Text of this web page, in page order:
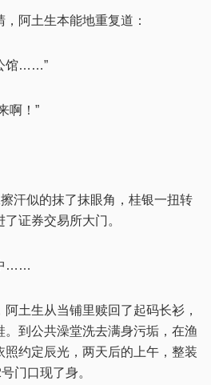
阿土生本能地重复道：
馆……”
啊！”
汗似的抹了抹眼角，桂银一扭转
证券交易所大门。
……
土生从当铺里赎回了起码长衫，
到公共澡堂洗去满身污垢，在渔
照约定辰光，两天后的上午，整装
门口现了身。